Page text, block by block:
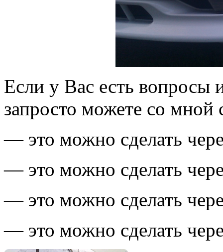
Если у Вас есть вопросы
запросто можете со мной
— это можно сделать
— это можно сделать
— это можно сделать
— это можно сделать